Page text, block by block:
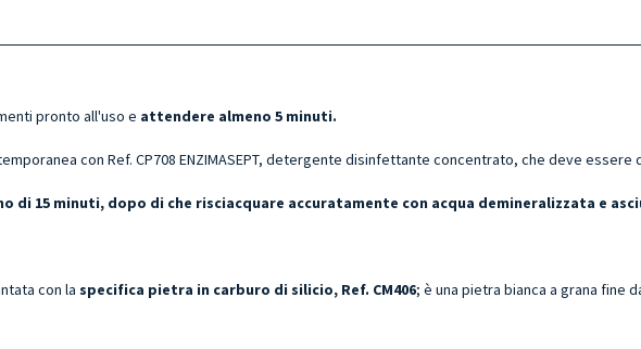
pronto all'uso e attendere almeno 5 minuti.
con Ref. CP708 ENZIMASEPT, detergente disinfettante concentrato, che deve
15 minuti, dopo di che risciacquare accuratamente con acqua demineralizzata e
con la specifica pietra in carburo di silicio, Ref. CM406; è una pietra bianca a grana fine